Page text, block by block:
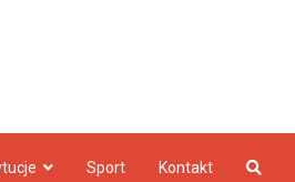
Sport Kontakt